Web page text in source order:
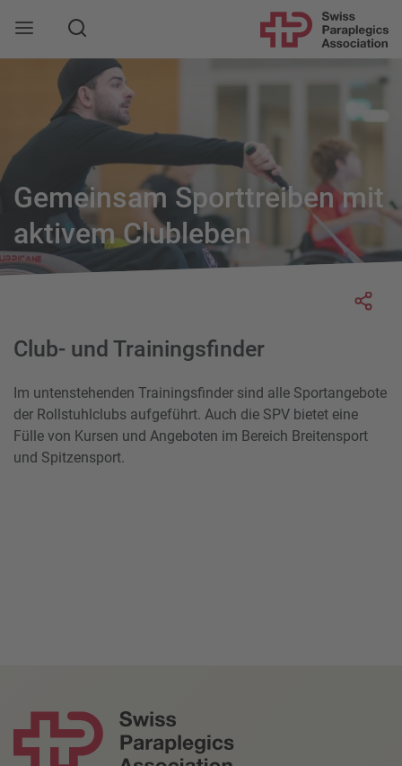
Search
Gemeinsam Sporttreiben mit
aktivem Clubleben
Club- und Trainingsfinder
Im untenstehenden Trainingsfinder sind alle Sportangebote
der Rollstuhlclubs aufgeführt. Auch die SPV bietet eine
Fülle von Kursen und Angeboten im Bereich Breitensport
und Spitzensport.